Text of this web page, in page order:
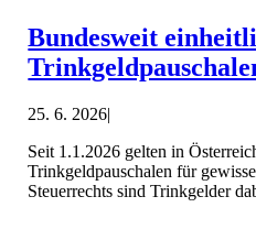
Bundesweit
25. 6. 2026|
Seit 1.1.2026 gelten in
Trinkgeldpauschalen für
Steuerrechts sind Trinkgelder